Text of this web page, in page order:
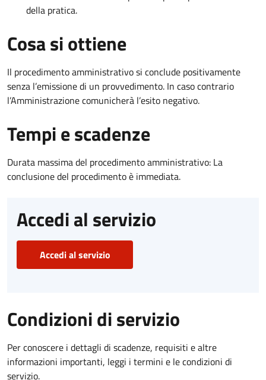
della pratica.
Cosa si ottiene
Il procedimento amministrativo si conclude positivamente
senza l’emissione di un provvedimento. In caso contrario
l’Amministrazione comunicherà l’esito negativo.
Tempi e scadenze
Durata massima del procedimento amministrativo: La
conclusione del procedimento è immediata.
Accedi al servizio
Accedi al servizio
Condizioni di servizio
Per conoscere i dettagli di scadenze, requisiti e altre
informazioni importanti, leggi i termini e le condizioni di
servizio.